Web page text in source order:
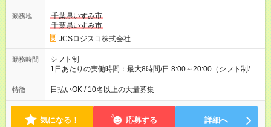
ど！ ・主要都市エリア 月収55万円／週5日稼働 月収65万~112
万円／週6日稼働 ・地方郊外エリア 月収40万円／週5日稼働 月
収40万円~50万円／週6日稼働 ＜モデルイメージ＞ ■月収50万
円 (27歳男性/江東区在住)※元建築関係 1日150個配達×25日勤務
(日休み) ■月収80万円(43歳男性/墨田区在住)※元営業 1日200個
勤務地
千葉県いすみ市
千葉県いすみ市
JCSロジスコ株式会社
勤務時間
シフト制
1日あたりの実働時間：最大8時間/日 8:00～20:00（シフト制/実
働8時間） ※週5日勤務（場所次第では週4も有り） ※配達状況に
よって時間外での勤務可能性有り ※案件により多少の前後あり
特徴 日払いOK / 10名以上の大量募集
気になる！ 応募する 詳細へ